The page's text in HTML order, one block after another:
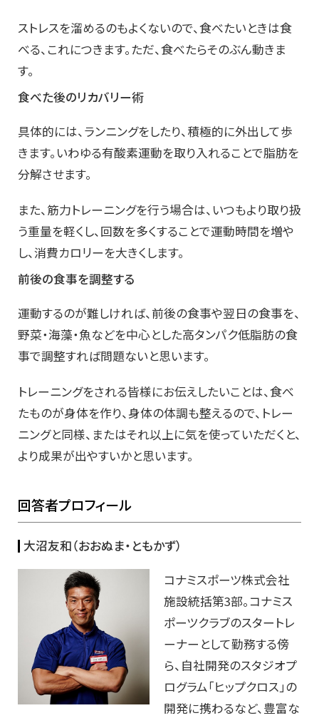
ストレスを溜めるのもよくないので、食べたいときは食
べる、これにつきます。ただ、食べたらそのぶん動きま
す。
食べた後のリカバリー術
具体的には、ランニングをしたり、積極的に外出して歩
きます。いわゆる有酸素運動を取り入れることで脂肪を
分解させます。
また、筋力トレーニングを行う場合は、いつもより取り扱
う重量を軽くし、回数を多くすることで運動時間を増や
し、消費カロリーを大きくします。
前後の食事を調整する
運動するのが難しければ、前後の食事や翌日の食事を、
野菜・海藻・魚などを中心とした高タンパク低脂肪の食
事で調整すれば問題ないと思います。
トレーニングをされる皆様にお伝えしたいことは、食べ
たものが身体を作り、身体の体調も整えるので、トレー
ニングと同様、またはそれ以上に気を使っていただくと、
より成果が出やすいかと思います。
回答者プロフィール
大沼友和（おおぬま・ともかず）
コナミスポーツ株式会社
施設統括第3部。コナミス
ポーツクラブのスタートレ
ーナーとして勤務する傍
ら、自社開発のスタジオプ
ログラム「ヒップクロス」の
開発に携わるなど、豊富な